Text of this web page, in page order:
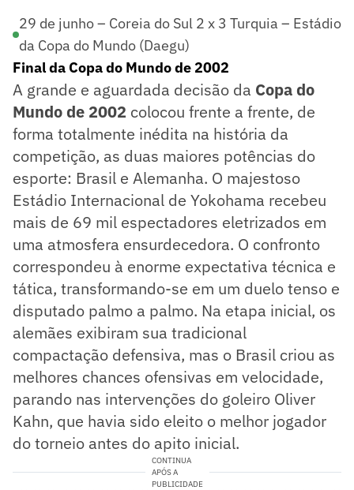
29 de junho – Coreia do Sul 2 x 3 Turquia – Estádio
da Copa do Mundo (Daegu)
Final da Copa do Mundo de 2002
A grande e aguardada decisão da Copa do
Mundo de 2002 colocou frente a frente, de
forma totalmente inédita na história da
competição, as duas maiores potências do
esporte: Brasil e Alemanha. O majestoso
Estádio Internacional de Yokohama recebeu
mais de 69 mil espectadores eletrizados em
uma atmosfera ensurdecedora. O confronto
correspondeu à enorme expectativa técnica e
tática, transformando-se em um duelo tenso e
disputado palmo a palmo. Na etapa inicial, os
alemães exibiram sua tradicional
compactação defensiva, mas o Brasil criou as
melhores chances ofensivas em velocidade,
parando nas intervenções do goleiro Oliver
Kahn, que havia sido eleito o melhor jogador
do torneio antes do apito inicial.
CONTINUA
APÓS A
PUBLICIDADE